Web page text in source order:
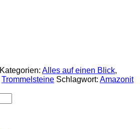
Kategorien: Alles auf einen Blick,
Trommelsteine Schlagwort: Amazonit